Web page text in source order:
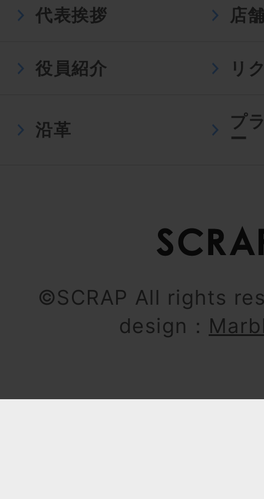
代表挨拶 店
役員紹介 リ
沿革
プ
ー
©SCRAP All rights
design：